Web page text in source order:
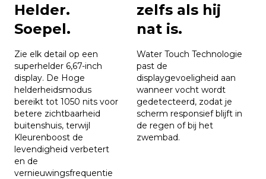
Helder.
Soepel.
Zie elk detail op een
superhelder 6,67-inch
display. De Hoge
helderheidsmodus
bereikt tot 1050 nits voor
betere zichtbaarheid
buitenshuis, terwijl
Kleurenboost de
levendigheid verbetert
en de
vernieuwingsfrequentie
zelfs als hij
nat is.
Water Touch Technologie
past de
displaygevoeligheid aan
wanneer vocht wordt
gedetecteerd, zodat je
scherm responsief blijft in
de regen of bij het
zwembad.